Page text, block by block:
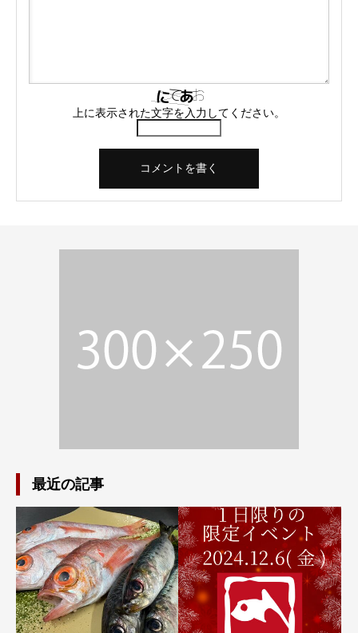
上に表示された文字を入力してください。
最近の記事